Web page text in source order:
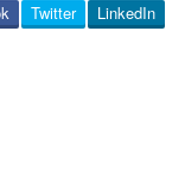
LinkedIn
Twitter